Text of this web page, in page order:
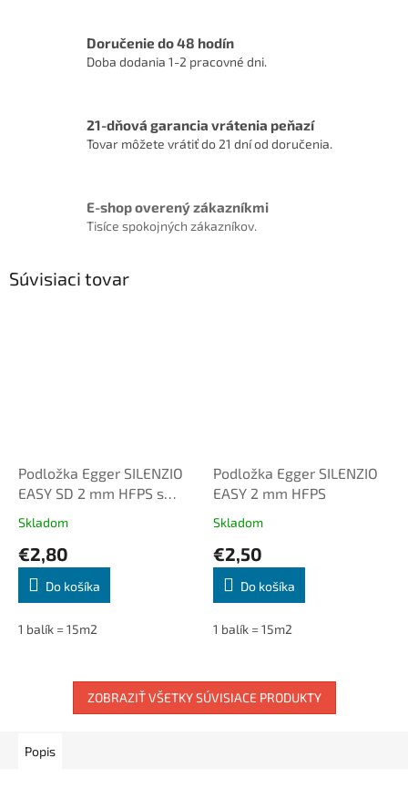
Doručenie do 48 hodín
Doba dodania 1-2 pracovné dni.
21-dňová garancia vrátenia peňazí
Tovar môžete vrátiť do 21 dní od doručenia.
E-shop overený zákazníkmi
Tisíce spokojných zákazníkov.
Súvisiaci tovar
Podložka Egger SILENZIO
EASY SD 2 mm HFPS s
Skladom
€2,80
Do košíka
1 balík = 15m2
Podložka Egger SILENZIO
EASY 2 mm HFPS
Skladom
€2,50
Do košíka
1 balík = 15m2
ZOBRAZIŤ VŠETKY SÚVISIACE PRODUKTY
Popis